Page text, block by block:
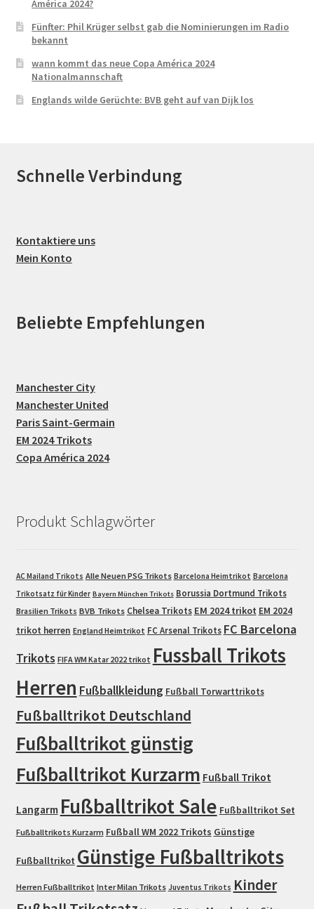
América 2024?
Fünfter: Phil Krüger selbst gab die Nominierungen im Radio
bekannt
wann kommt das neue Copa América 2024
Nationalmannschaft
Englands wilde Gerüchte: BVB geht auf van Dijk los
Schnelle Verbindung
Kontaktiere uns
Mein Konto
Beliebte Empfehlungen
Manchester City
Manchester United
Paris Saint-Germain
EM 2024 Trikots
Copa América 2024
Produkt Schlagwörter
AC Mailand Trikots Alle Neuen PSG Trikots Barcelona Heimtrikot Barcelona
Trikotsatz für Kinder Bayern München Trikots Borussia Dortmund Trikots
Brasilien Trikots BVB Trikots Chelsea Trikots EM 2024 trikot EM 2024
trikot herren England Heimtrikot FC Arsenal Trikots FC Barcelona
Trikots FIFA WM Katar 2022 trikot Fussball Trikots
Herren Fußballkleidung Fußball Torwarttrikots
Fußballtrikot Deutschland
Fußballtrikot günstig
Fußballtrikot Kurzarm Fußball Trikot
Langarm Fußballtrikot Sale Fußballtrikot Set
Fußballtrikots Kurzarm Fußball WM 2022 Trikots Günstige
Fußballtrikot Günstige Fußballtrikots
Herren Fußballtrikot Inter Milan Trikots Juventus Trikots Kinder